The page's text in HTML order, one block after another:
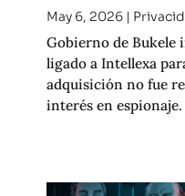
May 6, 2026|
Gobierno de Bukele
ligado a Intellexa
adquisición no fue
interés en espionaje.